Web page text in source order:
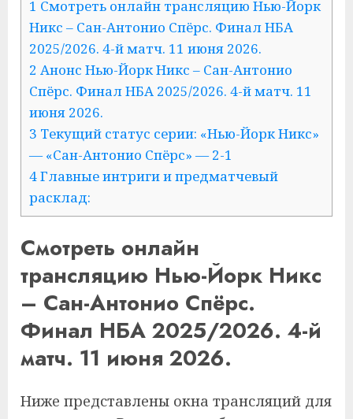
1 Смотреть онлайн трансляцию Нью-Йорк
Никс – Сан-Антонио Спёрс. Финал НБА
2025/2026. 4-й матч. 11 июня 2026.
2 Анонс Нью-Йорк Никс – Сан-Антонио
Спёрс. Финал НБА 2025/2026. 4-й матч. 11
июня 2026.
3 Текущий статус серии: «Нью-Йорк Никс»
— «Сан-Антонио Спёрс» — 2-1
4 Главные интриги и предматчевый
расклад:
Смотреть онлайн
трансляцию Нью-Йорк Никс
– Сан-Антонио Спёрс.
Финал НБА 2025/2026. 4-й
матч. 11 июня 2026.
Ниже представлены окна трансляций для